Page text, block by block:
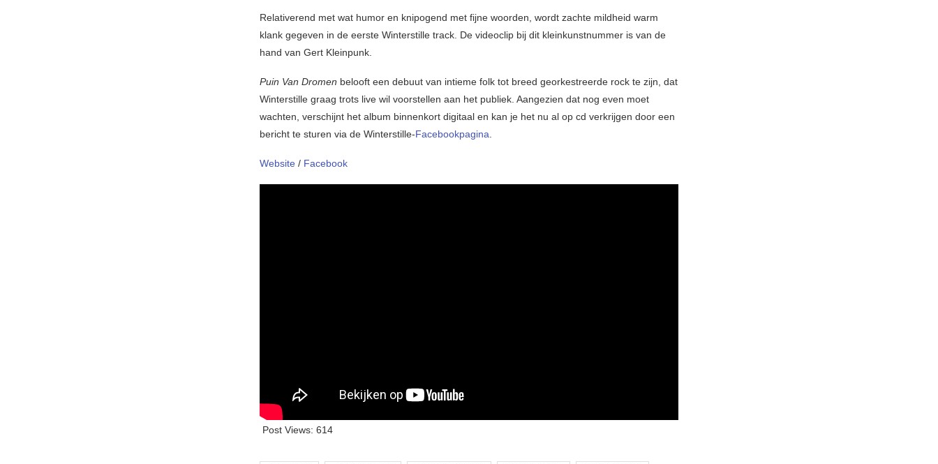
Relativerend met wat humor en knipogend met fijne woorden, wordt zachte mildheid warm
klank gegeven in de eerste Winterstille track. De videoclip bij dit kleinkunstnummer is van de
hand van Gert Kleinpunk.
Puin Van Dromen belooft een debuut van intieme folk tot breed georkestreerde rock te zijn, dat
Winterstille graag trots live wil voorstellen aan het publiek. Aangezien dat nog even moet
wachten, verschijnt het album binnenkort digitaal en kan je het nu al op cd verkrijgen door een
bericht te sturen via de Winterstille-Facebookpagina.
Website / Facebook
Post Views: 614